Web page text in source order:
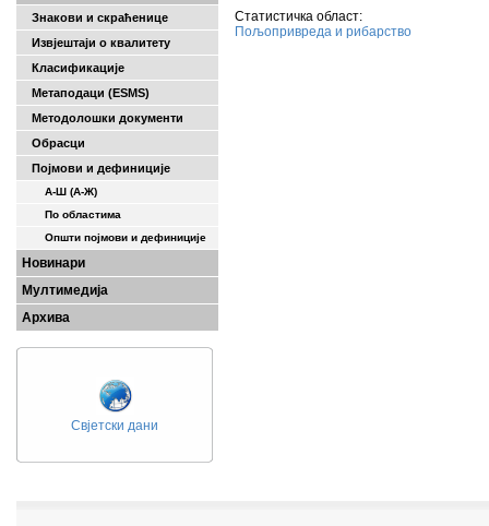
Знакови и скраћенице
Извјештаји о квалитету
Класификације
Метаподаци (ESMS)
Методолошки документи
Обрасци
Појмови и дефиниције
А-Ш (A-Ж)
По областима
Општи појмови и дефиниције
Новинари
Мултимедија
Архива
Свјетски дани
Статистичка област:
Пољопривреда и рибарство